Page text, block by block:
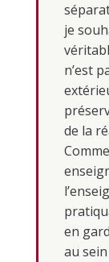
je
n’est
de la
en
au